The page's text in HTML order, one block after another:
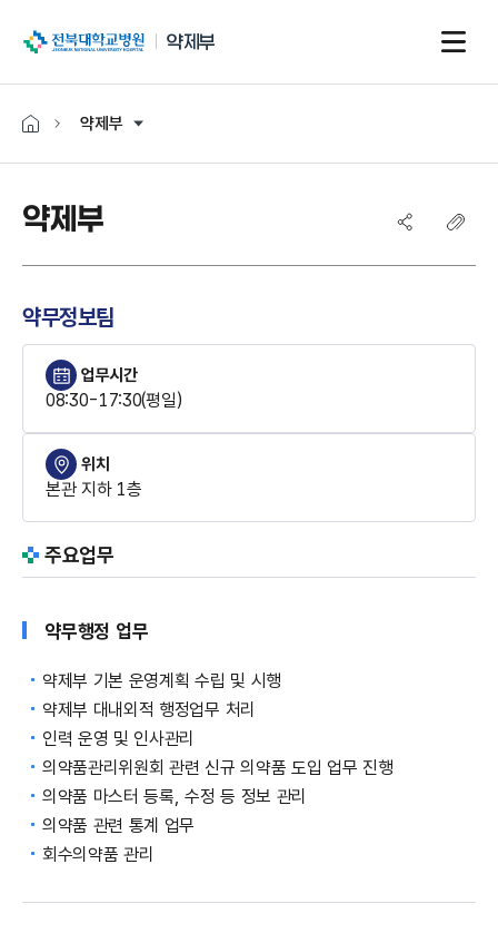
전북대학교병원
약제부
약제부
약제부
약무정보팀
업무시간
08:30-17:30(평일)
위치
본관 지하 1층
주요업무
약무행정 업무
약제부 기본 운영계획 수립 및 시행
약제부 대내외적 행정업무 처리
인력 운영 및 인사관리
의약품관리위원회 관련 신규 의약품 도입 업무 진행
의약품 마스터 등록, 수정 등 정보 관리
의약품 관련 통계 업무
회수의약품 관리